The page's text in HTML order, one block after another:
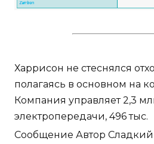
Харрисон не стеснялся
полагаясь в основном на
Компания управляет 2,3
электропередачи, 496 тыс.
Сообщение Автор